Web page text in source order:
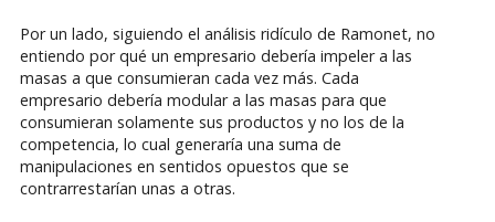
Por un lado, siguiendo el análisis ridículo de Ramonet, no
entiendo por qué un empresario debería impeler a las
masas a que consumieran cada vez más. Cada
empresario debería modular a las masas para que
consumieran solamente sus productos y no los de la
competencia, lo cual generaría una suma de
manipulaciones en sentidos opuestos que se
contrarrestarían unas a otras.